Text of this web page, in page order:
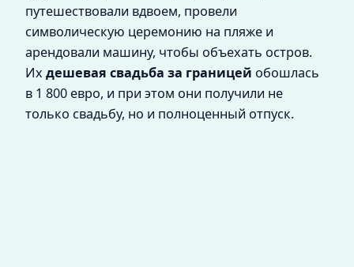
путешествовали вдвоем, провели
символическую церемонию на пляже и
арендовали машину, чтобы объехать остров.
Их дешевая свадьба за границей обошлась
в 1 800 евро, и при этом они получили не
только свадьбу, но и полноценный отпуск.